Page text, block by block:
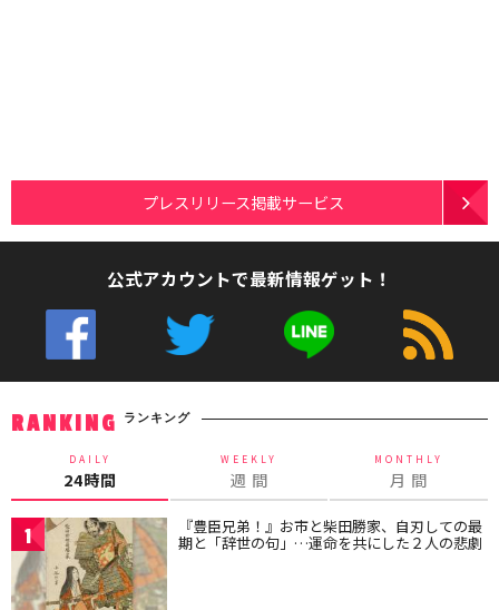
プレスリリース掲載サービス
公式アカウントで最新情報ゲット！
RANKING ランキング
DAILY
24時間
WEEKLY
週 間
MONTHLY
月 間
1 『豊臣兄弟！』お市と柴田勝家、自刃しての最
期と「辞世の句」…運命を共にした２人の悲劇